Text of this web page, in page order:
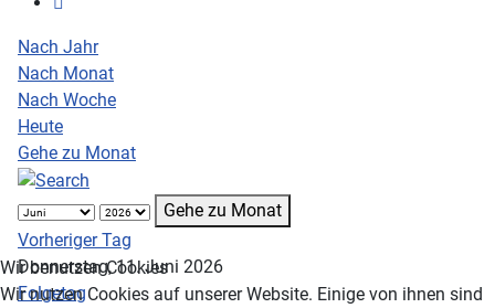
Nach Jahr
Nach Monat
Nach Woche
Heute
Gehe zu Monat
Gehe zu Monat
Vorheriger Tag
Donnerstag, 11. Juni 2026
Folgetag
Wir benutzen Cookies
Wir nutzen Cookies auf unserer Website. Einige von ihnen sind